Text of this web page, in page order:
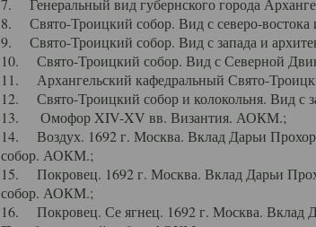
7. Генеральный вид губернского города
8. Свято-Троицкий собор. Вид с северо-востока
9. Свято-Троицкий собор. Вид с запада и
10. Свято-Троицкий собор. Вид с Северной
11. Архангельский кафедральный Свято-
12. Свято-Троицкий собор и колокольня. Вид с
13. Омофор XIV-XV вв. Византия. АОКМ.;
14. Воздух. 1692 г. Москва. Вклад Дарьи
собор. АОКМ.;
15. Покровец. 1692 г. Москва. Вклад Дарьи
собор. АОКМ.;
16. Покровец. Се ягнец. 1692 г. Москва. Вклад